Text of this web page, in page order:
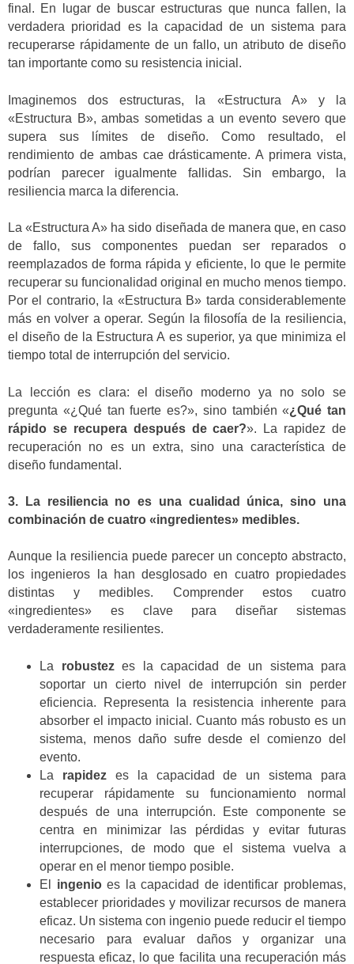
final. En lugar de buscar estructuras que nunca fallen, la
verdadera prioridad es la capacidad de un sistema para
recuperarse rápidamente de un fallo, un atributo de diseño
tan importante como su resistencia inicial.
Imaginemos dos estructuras, la «Estructura A» y la
«Estructura B», ambas sometidas a un evento severo que
supera sus límites de diseño. Como resultado, el
rendimiento de ambas cae drásticamente. A primera vista,
podrían parecer igualmente fallidas. Sin embargo, la
resiliencia marca la diferencia.
La «Estructura A» ha sido diseñada de manera que, en caso
de fallo, sus componentes puedan ser reparados o
reemplazados de forma rápida y eficiente, lo que le permite
recuperar su funcionalidad original en mucho menos tiempo.
Por el contrario, la «Estructura B» tarda considerablemente
más en volver a operar. Según la filosofía de la resiliencia,
el diseño de la Estructura A es superior, ya que minimiza el
tiempo total de interrupción del servicio.
La lección es clara: el diseño moderno ya no solo se
pregunta «¿Qué tan fuerte es?», sino también «¿Qué tan
rápido se recupera después de caer?». La rapidez de
recuperación no es un extra, sino una característica de
diseño fundamental.
3. La resiliencia no es una cualidad única, sino una
combinación de cuatro «ingredientes» medibles.
Aunque la resiliencia puede parecer un concepto abstracto,
los ingenieros la han desglosado en cuatro propiedades
distintas y medibles. Comprender estos cuatro
«ingredientes» es clave para diseñar sistemas
verdaderamente resilientes.
La robustezes la capacidad de un sistema para
soportar un cierto nivel de interrupción sin perder
eficiencia. Representa la resistencia inherente para
absorber el impacto inicial. Cuanto más robusto es un
sistema, menos daño sufre desde el comienzo del
evento.
La rapidezes la capacidad de un sistema para
recuperar rápidamente su funcionamiento normal
después de una interrupción. Este componente se
centra en minimizar las pérdidas y evitar futuras
interrupciones, de modo que el sistema vuelva a
operar en el menor tiempo posible.
El ingenioes la capacidad de identificar problemas,
establecer prioridades y movilizar recursos de manera
eficaz. Un sistema con ingenio puede reducir el tiempo
necesario para evaluar daños y organizar una
respuesta eficaz, lo que facilita una recuperación más